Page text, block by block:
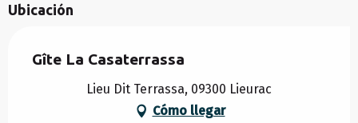
Ubicación
Gîte La Casaterrassa
Lieu Dit Terrassa, 09300 Lieurac
Cómo llegar